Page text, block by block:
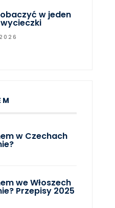
w jeden
w Czechach
we Włoszech
Przepisy 2025